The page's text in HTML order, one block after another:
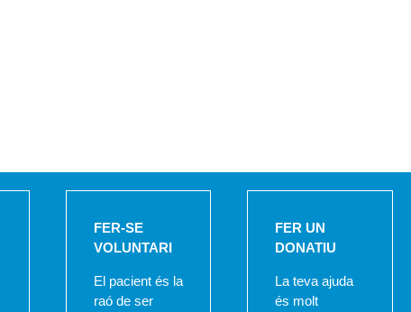
FER-SE
VOLUNTARI
El pacient és la
raó de ser
FER UN
DONATIU
La teva ajuda
és molt